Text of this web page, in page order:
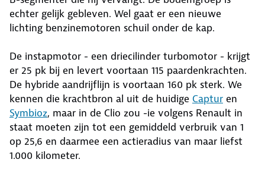
echter gelijk gebleven. Wel gaat er een nieuwe
lichting benzinemotoren schuil onder de kap.
De instapmotor - een driecilinder turbomotor - krijgt
er 25 pk bij en levert voortaan 115 paardenkrachten.
De hybride aandrijflijn is voortaan 160 pk sterk. We
kennen die krachtbron al uit de huidige Captur en
Symbioz, maar in de Clio zou -ie volgens Renault in
staat moeten zijn tot een gemiddeld verbruik van 1
op 25,6 en daarmee een actieradius van maar liefst
1.000 kilometer.